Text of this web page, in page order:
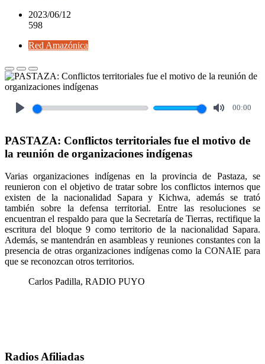
2023/06/12
598
Red Amazónica
00:00
PASTAZA: Conflictos territoriales fue el motivo de
la reunión de organizaciones indígenas
Varias organizaciones indígenas en la provincia de Pastaza, se
reunieron con el objetivo de tratar sobre los conflictos internos que
existen de la nacionalidad Sapara y Kichwa, además se trató
también sobre la defensa territorial. Entre las resoluciones se
encuentran el respaldo para que la Secretaría de Tierras, rectifique la
escritura del bloque 9 como territorio de la nacionalidad Sapara.
Además, se mantendrán en asambleas y reuniones constantes con la
presencia de otras organizaciones indígenas como la CONAIE para
que se reconozcan otros territorios.
Carlos Padilla, RADIO PUYO
Radios Afiliadas